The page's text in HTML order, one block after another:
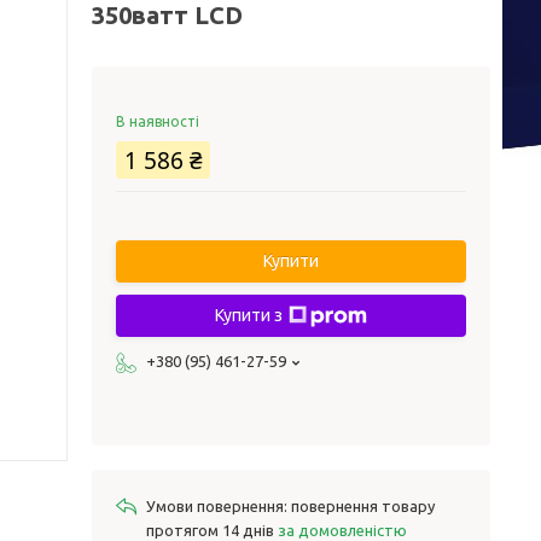
350ватт LCD
В наявності
1 586 ₴
Купити
Купити з
+380 (95) 461-27-59
повернення товару
протягом 14 днів за домовленістю